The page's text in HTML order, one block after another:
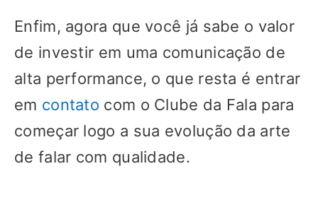
Enfim, agora que você já sabe o valor
de investir em uma comunicação de
alta performance, o que resta é entrar
em contato com o Clube da Fala para
começar logo a sua evolução da arte
de falar com qualidade.